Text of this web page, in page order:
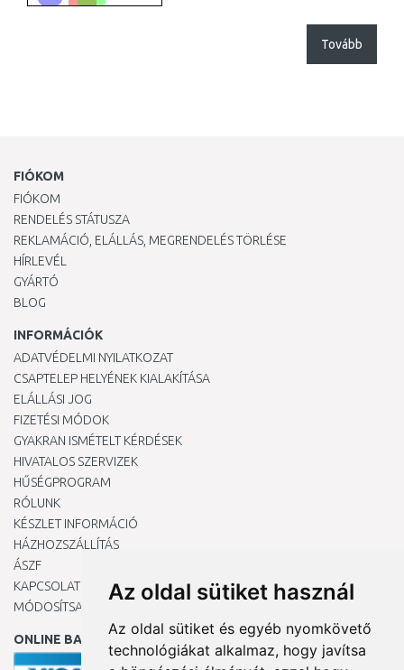
Az oldal sütiket használ
Az oldal sütiket és egyéb nyomkövető
technológiákat alkalmaz, hogy javítsa
Tovább
FIÓKOM
FIÓKOM
RENDELÉS STÁTUSZA
REKLAMÁCIÓ, ELÁLLÁS, MEGRENDELÉS TÖRLÉSE
HÍRLEVÉL
GYÁRTÓ
BLOG
INFORMÁCIÓK
ADATVÉDELMI NYILATKOZAT
CSAPTELEP HELYÉNEK KIALAKÍTÁSA
ELÁLLÁSI JOG
FIZETÉSI MÓDOK
GYAKRAN ISMÉTELT KÉRDÉSEK
HIVATALOS SZERVIZEK
HŰSÉGPROGRAM
RÓLUNK
KÉSZLET INFORMÁCIÓ
HÁZHOZSZÁLLÍTÁS
ÁSZF
KAPCSOLAT
MÓDOSÍTSA A COOKIE-BEÁLLÍTÁSAIMAT
ONLINE BANKKÁRTYÁVAL